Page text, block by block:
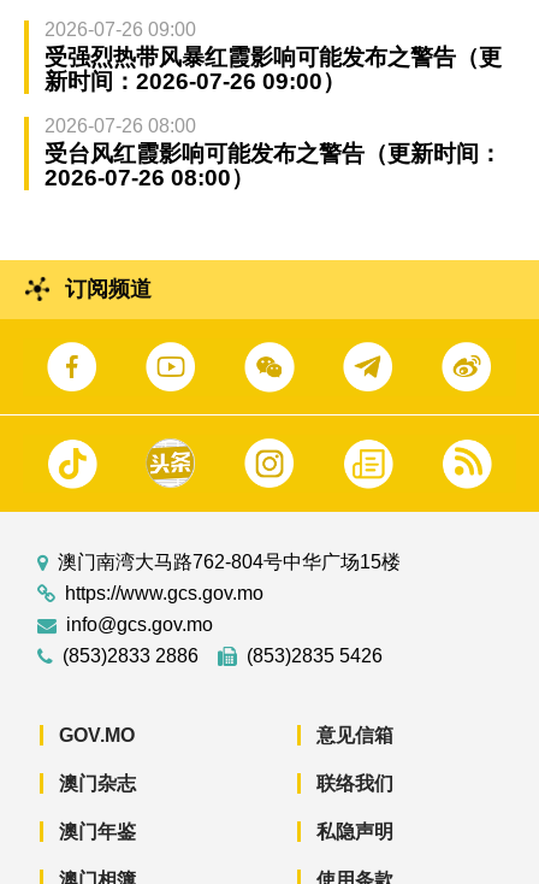
2026-07-26 09:00
受强烈热带风暴红霞影响可能发布之警告（更
新时间：2026-07-26 09:00）
2026-07-26 08:00
受台风红霞影响可能发布之警告（更新时间：
2026-07-26 08:00）
订阅频道
澳门南湾大马路762-804号中华广场15楼
https://www.gcs.gov.mo
info@gcs.gov.mo
(853)2833 2886
(853)2835 5426
GOV.MO
澳门杂志
澳门年鉴
澳门相簿
意见信箱
联络我们
私隐声明
使用条款